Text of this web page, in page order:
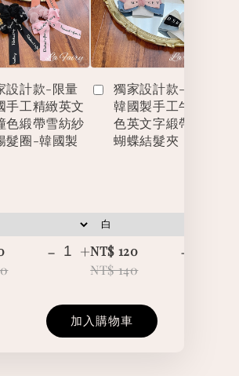
設計款-限量
手工精緻英文
色緞帶雪紡紗
髮圈-韓國製
- +
獨家設計款-限量
韓國製手工牛仔撞
色英文字緞帶立體
蝴蝶結髮夾
NT$ 120
NT$ 140
-
加入購物車